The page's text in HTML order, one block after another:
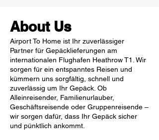
About Us
Airport To Home ist Ihr zuverlässiger
Partner für Gepäcklieferungen am
internationalen Flughafen Heathrow T1. Wir
sorgen für ein entspanntes Reisen und
kümmern uns sorgfältig, schnell und
zuverlässig um Ihr Gepäck. Ob
Alleinreisender, Familienurlauber,
Geschäftsreisende oder Gruppenreisende –
wir sorgen dafür, dass Ihr Gepäck sicher
und pünktlich ankommt.